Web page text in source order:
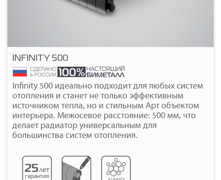
Подробнее
INFINITY 500
Infinity 500 идеально подходит для любых систем
отопления и станет не только эффективным
источником тепла, но и стильным Арт объектом
интерьера. Межосевое расстояние: 500 мм, что
делает радиатор универсальным для
большинства систем отопления.